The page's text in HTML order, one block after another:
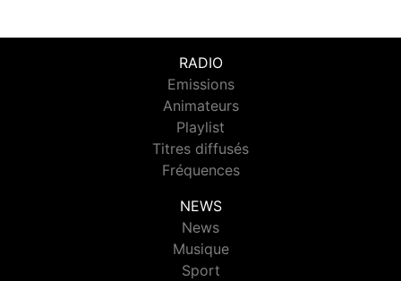
RADIO
Emissions
Animateurs
Playlist
Titres diffusés
Fréquences
NEWS
News
Musique
Sport